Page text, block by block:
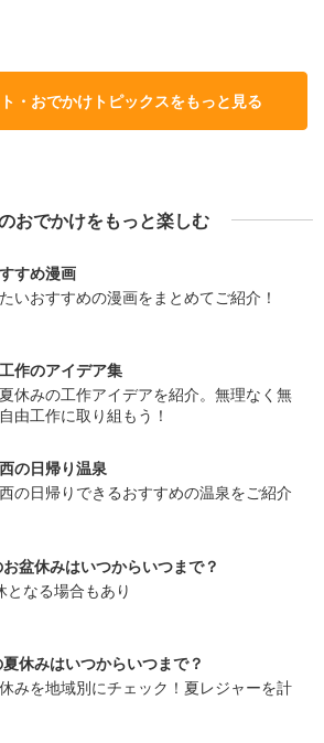
・おでかけトピックスをもっと見る
おでかけをもっと楽しむ
すめ漫画
いおすすめの漫画をまとめてご紹介！
作のアイデア集
休みの工作アイデアを紹介。無理なく無
由工作に取り組もう！
の日帰り温泉
の日帰りできるおすすめの温泉をご紹介
盆休みはいつからいつまで？
となる場合もあり
休みはいつからいつまで？
みを地域別にチェック！夏レジャーを計